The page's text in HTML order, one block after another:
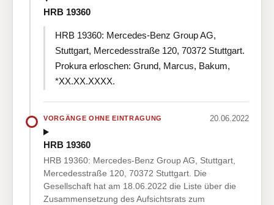
HRB 19360
HRB 19360: Mercedes-Benz Group AG,
Stuttgart, Mercedesstraße 120, 70372 Stuttgart.
Prokura erloschen: Grund, Marcus, Bakum,
*XX.XX.XXXX.
VORGÄNGE OHNE EINTRAGUNG 20.06.2022
HRB 19360
HRB 19360: Mercedes-Benz Group AG, Stuttgart,
Mercedesstraße 120, 70372 Stuttgart. Die
Gesellschaft hat am 18.06.2022 die Liste über die
Zusammensetzung des Aufsichtsrats zum